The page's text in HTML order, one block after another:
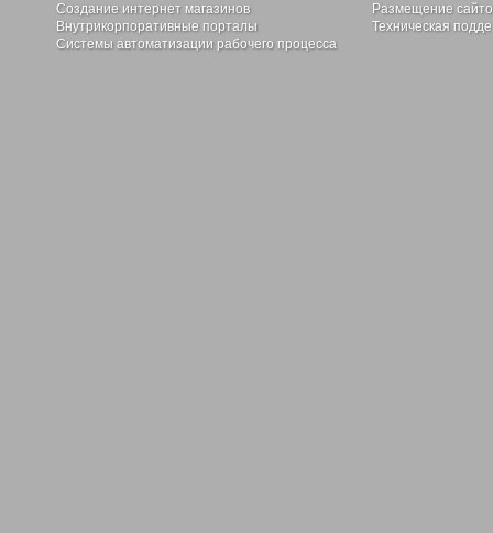
Создание интернет магазинов
Внутрикорпоративные порталы
Системы автоматизации рабочего процесса
Размещение
Техническая